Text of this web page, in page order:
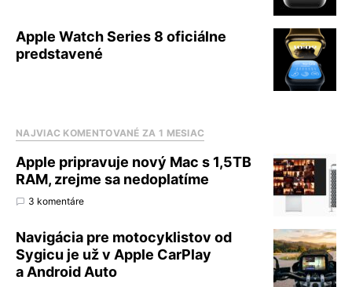
Apple Watch Series 8 oficiálne
predstavené
NAJVIAC KOMENTOVANÉ ZA 1 MESIAC
Apple pripravuje nový Mac s 1,5TB
RAM, zrejme sa nedoplatíme
3 komentáre
Navigácia pre motocyklistov od
Sygicu je už v Apple CarPlay
a Android Auto